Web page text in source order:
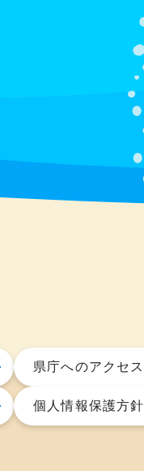
県庁へのアクセス
個人情報保護方針